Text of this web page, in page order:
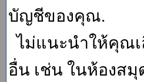
บัญชีของคุณ.
ไม่แนะนำให้คุณ
อื่น เช่น ในห้องสมุ